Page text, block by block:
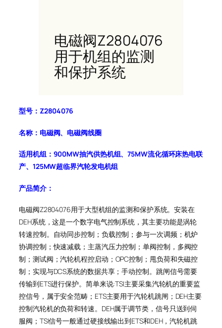
电磁阀Z2804076
用于机组的监测
和保护系统
型号： Z2804076
名称： 电磁阀、电磁阀线圈
适用机组： 900MW抽汽供热机组、75MW流化循环床热电联
产、125MW超临界汽轮发电机组
产品简介：
电磁阀Z2804076用于大型机组的监测和保护系统。安装在
DEH系统，这是一个数字电气控制系统，其主要功能是涡轮
转速控制。自动同步控制；负载控制；参与一次调频；机炉
协调控制；快速减载；主蒸汽压力控制；单阀控制，多阀控
制；测试阀；汽轮机程控启动；OPC控制；甩负荷和失磁控
制；实现与DCS系统的数据共享；手动控制。跳闸信号需要
传输到ETS进行保护。简单来说:TSI主要采集汽轮机的重要监
控信号，属于安全范畴；ETS主要用于汽轮机跳闸；DEH主要
控制汽轮机的负荷和转速。DEH属于调节类，信号只送到伺
服阀；TSI信号一般通过硬接线输出到ETS和DEH，汽轮机跳